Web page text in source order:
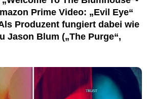
Prime Video: „Evil Eye“
Produzent fungiert dabei wie
Jason Blum („The Purge“,